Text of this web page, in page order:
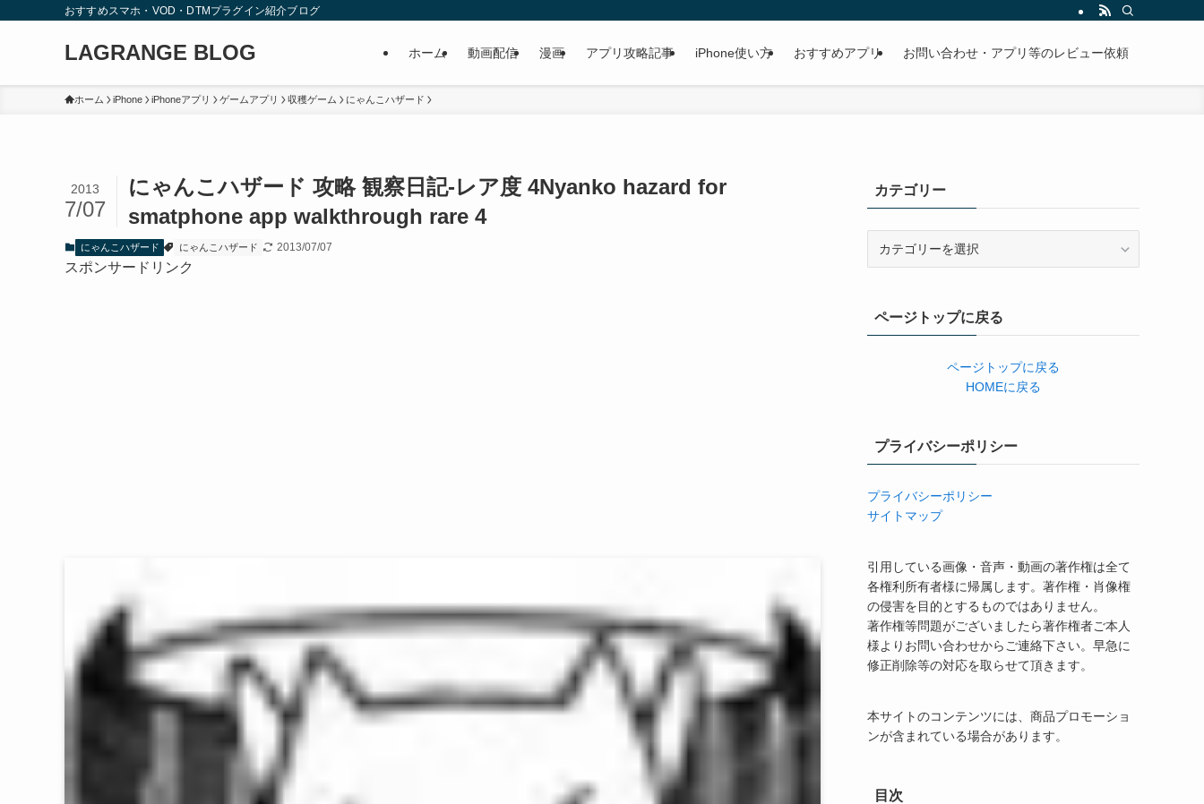
おすすめスマホ・VOD・DTMプラグイン紹介ブログ
LAGRANGE BLOG ホーム 動画配信 漫画 アプリ攻略記事 iPhone使い方 おすすめアプリ お問い合わせ・アプリ等のレビュー依頼
ホーム iPhone iPhoneアプリ ゲームアプリ 収穫ゲーム にゃんこハザード
にゃんこハザード 攻略 観察日記-レア度 4Nyanko hazard for
smatphone app walkthrough rare 4
2013
7/07
にゃんこハザード にゃんこハザード 2013/07/07
スポンサードリンク
カテゴリー
ーページトップに戻る
ページトップに戻る
HOMEに戻る
プライバシーポリシー
プライバシーポリシー
サイトマップ
引用している画像・音声・動画の著作権は全て
各権利所有者様に帰属します。著作権・肖像権
の侵害を目的とするものではありません。
著作権等問題がございましたら著作権者ご本人
様よりお問い合わせからご連絡下さい。早急に
修正削除等の対応を取らせて頂きます。
本サイトのコンテンツには、商品プロモーショ
ンが含まれている場合があります。
目次